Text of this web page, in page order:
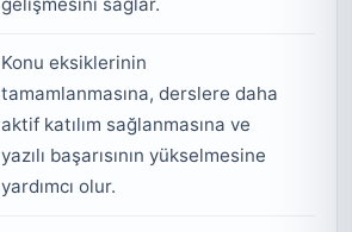
Konu eksiklerinin
tamamlanmasına, derslere daha
aktif katılım sağlanmasına ve
yazılı başarısının yükselmesine
yardımcı olur.